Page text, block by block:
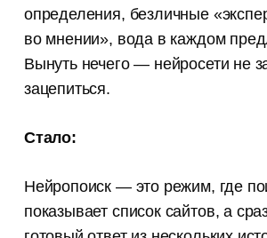
определения, безличные
во мнении», вода в каждом
Вынуть нечего — нейросети не
зацепиться.
Стало:
Нейропоиск — это режим, где
показывает список сайтов, а